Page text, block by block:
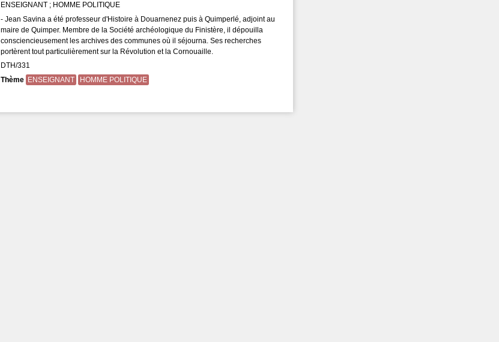
ENSEIGNANT ; HOMME POLITIQUE
- Jean Savina a été professeur d'Histoire à Douarnenez puis à Quimperlé, adjoint au
maire de Quimper. Membre de la Société archéologique du Finistère, il dépouilla
consciencieusement les archives des communes où il séjourna. Ses recherches
portèrent tout particulièrement sur la Révolution et la Cornouaille.
DTH/331
Thème ENSEIGNANT HOMME POLITIQUE